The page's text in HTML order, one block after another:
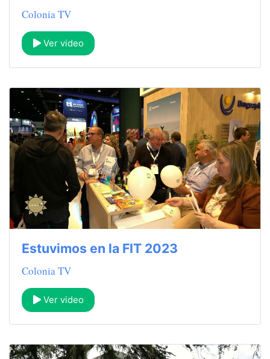
Colonia TV
Ver video
Estuvimos en la FIT 2023
Colonia TV
Ver video